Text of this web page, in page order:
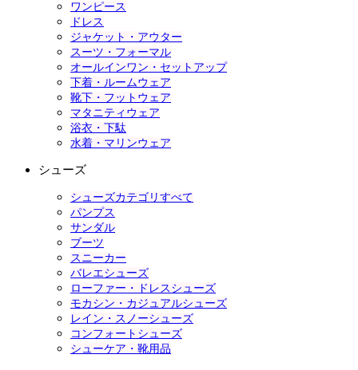
ワンピース
ドレス
ジャケット・アウター
スーツ・フォーマル
オールインワン・セットアップ
下着・ルームウェア
靴下・フットウェア
マタニティウェア
浴衣・下駄
水着・マリンウェア
シューズ
シューズカテゴリすべて
パンプス
サンダル
ブーツ
スニーカー
バレエシューズ
ローファー・ドレスシューズ
モカシン・カジュアルシューズ
レイン・スノーシューズ
コンフォートシューズ
シューケア・靴用品